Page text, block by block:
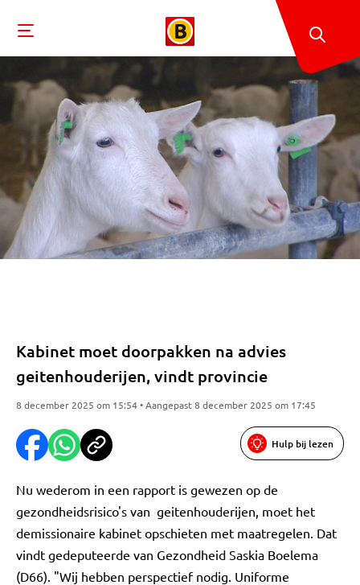
Kabinet moet doorpakken na advies
geitenhouderijen, vindt provincie
8 december 2025 om 15:54 • Aangepast 8 december 2025 om 17:45
Hulp bij lezen
Nu wederom in een rapport is gewezen op de
gezondheidsrisico's van geitenhouderijen, moet het
demissionaire kabinet opschieten met maatregelen. Dat
vindt gedeputeerde van Gezondheid Saskia Boelema
(D66). "Wij hebben perspectief nodig. Uniforme